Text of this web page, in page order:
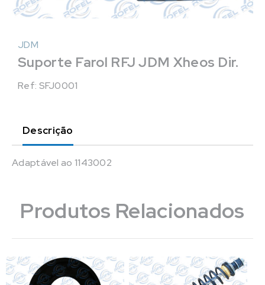
JDM
Suporte Farol RFJ JDM Xheos Dir.
Ref: SFJ0001
Descrição
Adaptável ao 1143002
Produtos Relacionados